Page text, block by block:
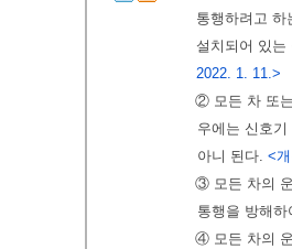
통행하려고
설치되어 있
2022. 1. 11.>
② 모든 차 또
우에는 신호
아니 된다. <
③ 모든 차의
통행을 방해
④ 모든 차의